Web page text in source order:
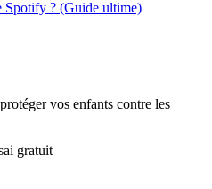
Spotify ? (Guide ultime)
vos enfants contre les
gratuit